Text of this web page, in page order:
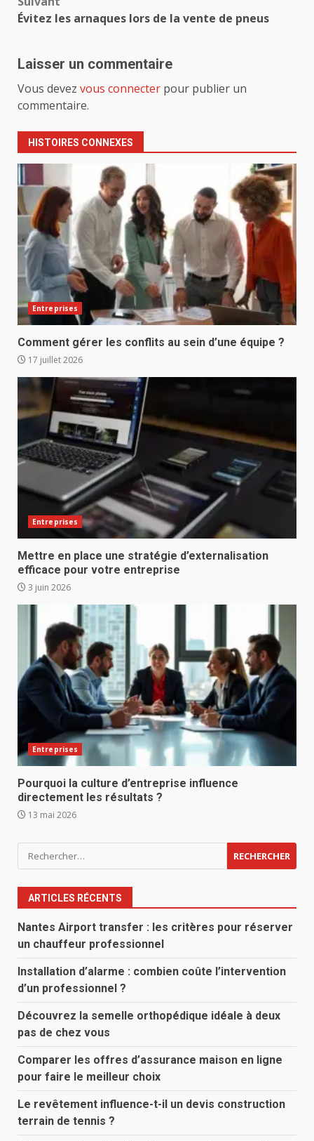
Évitez les arnaques lors de la vente de pneus
Laisser un commentaire
Vous devez vous connecter pour publier un
commentaire.
HISTOIRES CONNEXES
Entreprises
Comment gérer les conflits au sein d’une équipe ?
17 juillet 2026
Entreprises
Mettre en place une stratégie d’externalisation
efficace pour votre entreprise
3 juin 2026
Entreprises
Pourquoi la culture d’entreprise influence
directement les résultats ?
13 mai 2026
Rechercher :
ARTICLES RÉCENTS
Nantes Airport transfer : les critères pour réserver
un chauffeur professionnel
Installation d’alarme : combien coûte l’intervention
d’un professionnel ?
Découvrez la semelle orthopédique idéale à deux
pas de chez vous
Comparer les offres d’assurance maison en ligne
pour faire le meilleur choix
Le revêtement influence-t-il un devis construction
terrain de tennis ?